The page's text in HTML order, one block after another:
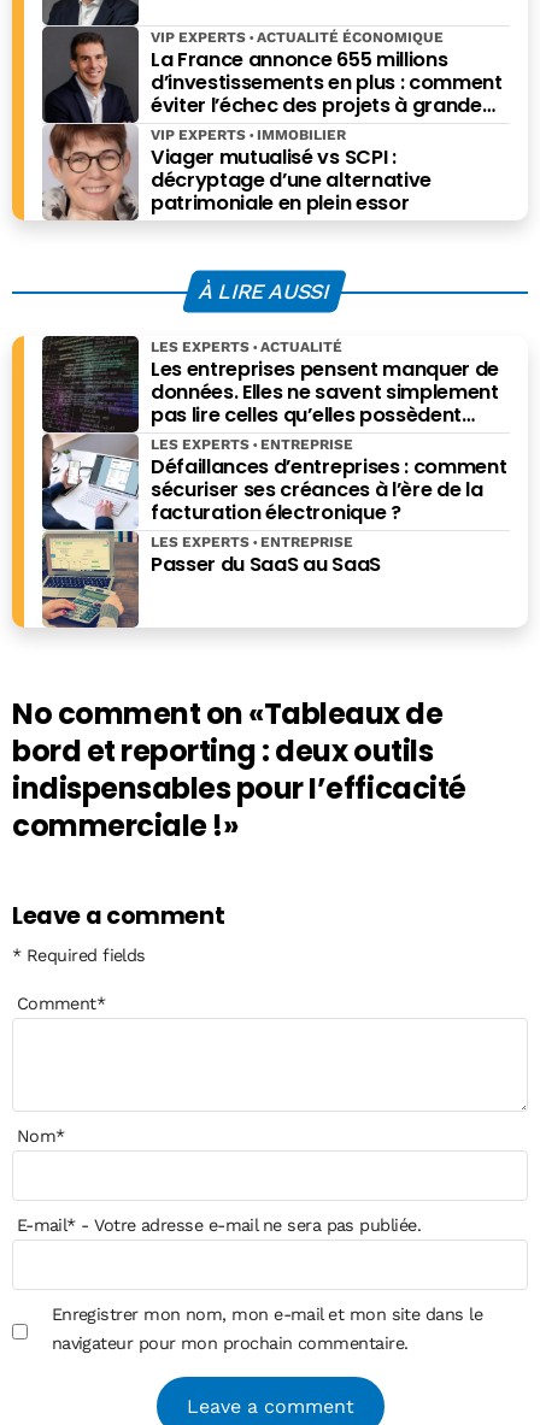
La France annonce 655 millions
d’investissements en plus : comment
éviter l’échec des projets à grande
échelle ?
VIP EXPERTS ACTUALITÉ ÉCONOMIQUE
Viager mutualisé vs SCPI :
décryptage d’une alternative
patrimoniale en plein essor
VIP EXPERTS IMMOBILIER
À LIRE AUSSI
Les entreprises pensent manquer de
données. Elles ne savent simplement
pas lire celles qu’elles possèdent
déjà.
LES EXPERTS ACTUALITÉ
Défaillances d’entreprises : comment
sécuriser ses créances à l’ère de la
facturation électronique ?
LES EXPERTS ENTREPRISE
Passer du SaaS au SaaS
LES EXPERTS ENTREPRISE
No comment on«Tableaux de
bord et reporting : deux outils
indispensables pour I’efficacité
commerciale !»
Leave a comment
* Required fields
Comment*
Nom*
E-mail*- Votre adresse e-mail ne sera pas publiée.
Enregistrer mon nom, mon e-mail et mon site dans le
navigateur pour mon prochain commentaire.